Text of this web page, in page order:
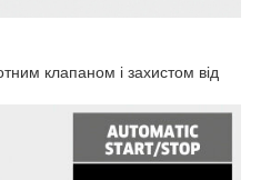
клапаном і захистом від